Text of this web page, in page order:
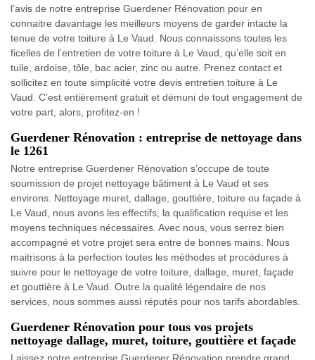
l’avis de notre entreprise Guerdener Rénovation pour en
connaitre davantage les meilleurs moyens de garder intacte la
tenue de votre toiture à Le Vaud. Nous connaissons toutes les
ficelles de l’entretien de votre toiture à Le Vaud, qu’elle soit en
tuile, ardoise, tôle, bac acier, zinc ou autre. Prenez contact et
sollicitez en toute simplicité votre devis entretien toiture à Le
Vaud. C’est entièrement gratuit et démuni de tout engagement de
votre part, alors, profitez-en !
Guerdener Rénovation : entreprise de nettoyage dans
le 1261
Notre entreprise Guerdener Rénovation s’occupe de toute
soumission de projet nettoyage bâtiment à Le Vaud et ses
environs. Nettoyage muret, dallage, gouttière, toiture ou façade à
Le Vaud, nous avons les effectifs, la qualification requise et les
moyens techniques nécessaires. Avec nous, vous serrez bien
accompagné et votre projet sera entre de bonnes mains. Nous
maitrisons à la perfection toutes les méthodes et procédures à
suivre pour le nettoyage de votre toiture, dallage, muret, façade
et gouttière à Le Vaud. Outre la qualité légendaire de nos
services, nous sommes aussi réputés pour nos tarifs abordables.
Guerdener Rénovation pour tous vos projets
nettoyage dallage, muret, toiture, gouttière et façade